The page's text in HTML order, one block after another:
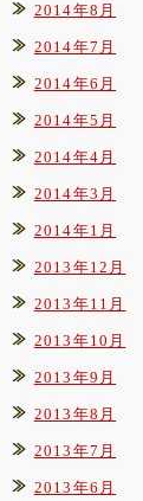
2014年8月
2014年7月
2014年6月
2014年5月
2014年4月
2014年3月
2014年1月
2013年12月
2013年11月
2013年10月
2013年9月
2013年8月
2013年7月
2013年6月